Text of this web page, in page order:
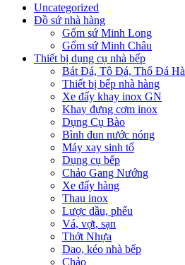
Uncategorized
Đồ sứ nhà hàng
Gốm sứ Minh Long
Gốm sứ Minh Châu
Thiết bị dụng cụ nhà bếp
Bát Đá, Tô Đá, Thố Đá
Thiết bị bếp nhà hàng
Xe đẩy khay inox GN
Khay đựng cơm inox
Dụng Cụ Bào
Bình đun nước nóng
Máy xay sinh tố
Dụng cụ bếp
Chảo Gang Nướng
Xe đẩy hàng
Thau inox
Lược dầu, phểu
Vá, vợt, sạn
Thớt Nhựa
Dao, kéo nhà bếp
Chảo